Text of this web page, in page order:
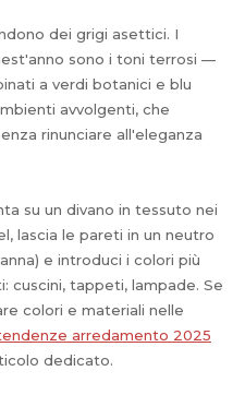
dei grigi asettici. I
sono i toni terrosi —
a verdi botanici e blu
avvolgenti, che
rinunciare all'eleganza
su un divano in tessuto nei
lascia le pareti in un neutro
e introduci i colori più
cuscini, tappeti, lampade. Se
colori e materiali nelle
arredamento 2025
dedicato.